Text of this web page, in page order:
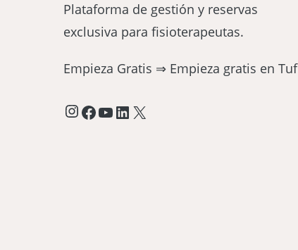
Plataforma de gestión y reservas
exclusiva para fisioterapeutas.
Empieza Gratis ⇒ Empieza gratis en
Instagram
Facebook
YouTube
LinkedIn